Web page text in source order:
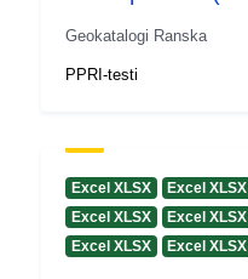
Geokatalogi Ranska
PPRI-testi
Excel XLSX Excel XLSX
Excel XLSX
Excel XLSX
Excel XLSX
Excel XLSX